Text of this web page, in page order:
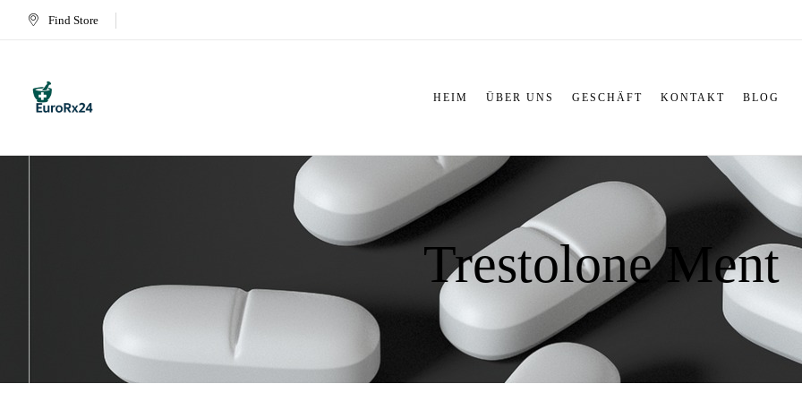
Find Store
HEIM ÜBER UNS GESCHÄFT KONTAKT BLOG
Trestolone Ment​